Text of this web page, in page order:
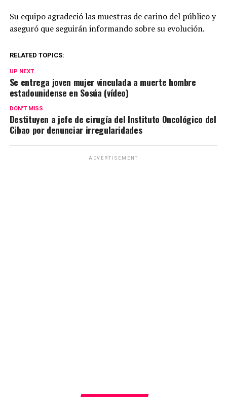
Su equipo agradeció las muestras de cariño del público y
aseguró que seguirán informando sobre su evolución.
RELATED TOPICS:
UP NEXT
Se entrega joven mujer vinculada a muerte hombre
estadounidense en Sosúa (vídeo)
DON'T MISS
Destituyen a jefe de cirugía del Instituto Oncológico del
Cibao por denunciar irregularidades
ADVERTISEMENT